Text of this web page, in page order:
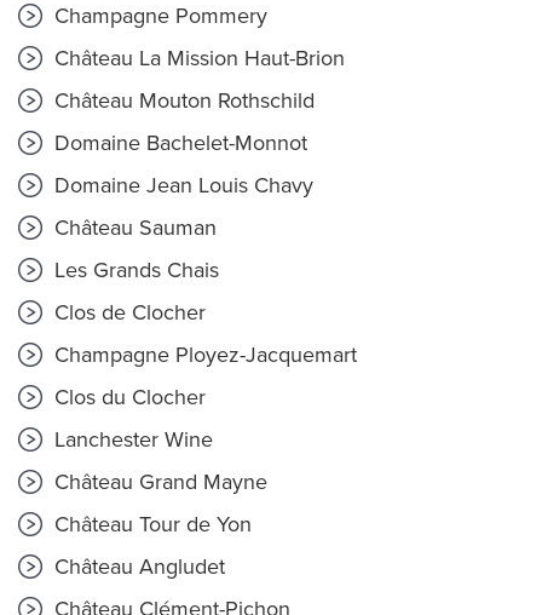
Champagne Pommery
Château La Mission Haut-Brion
Château Mouton Rothschild
Domaine Bachelet-Monnot
Domaine Jean Louis Chavy
Château Sauman
Les Grands Chais
Clos de Clocher
Champagne Ployez-Jacquemart
Clos du Clocher
Lanchester Wine
Château Grand Mayne
Château Tour de Yon
Château Angludet
Château Clément-Pichon